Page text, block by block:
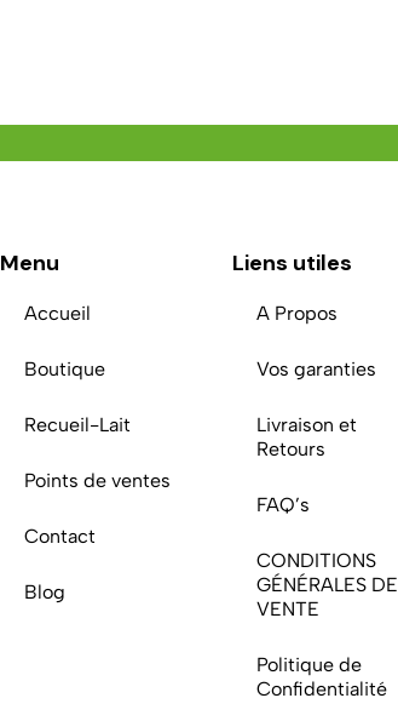
Menu
Accueil
Boutique
Recueil-Lait
Points de ventes
Contact
Blog
Liens utiles
A Propos
Vos garanties
Livraison et
Retours
FAQ’s
CONDITIONS
GÉNÉRALES DE
VENTE
Politique de
Confidentialité